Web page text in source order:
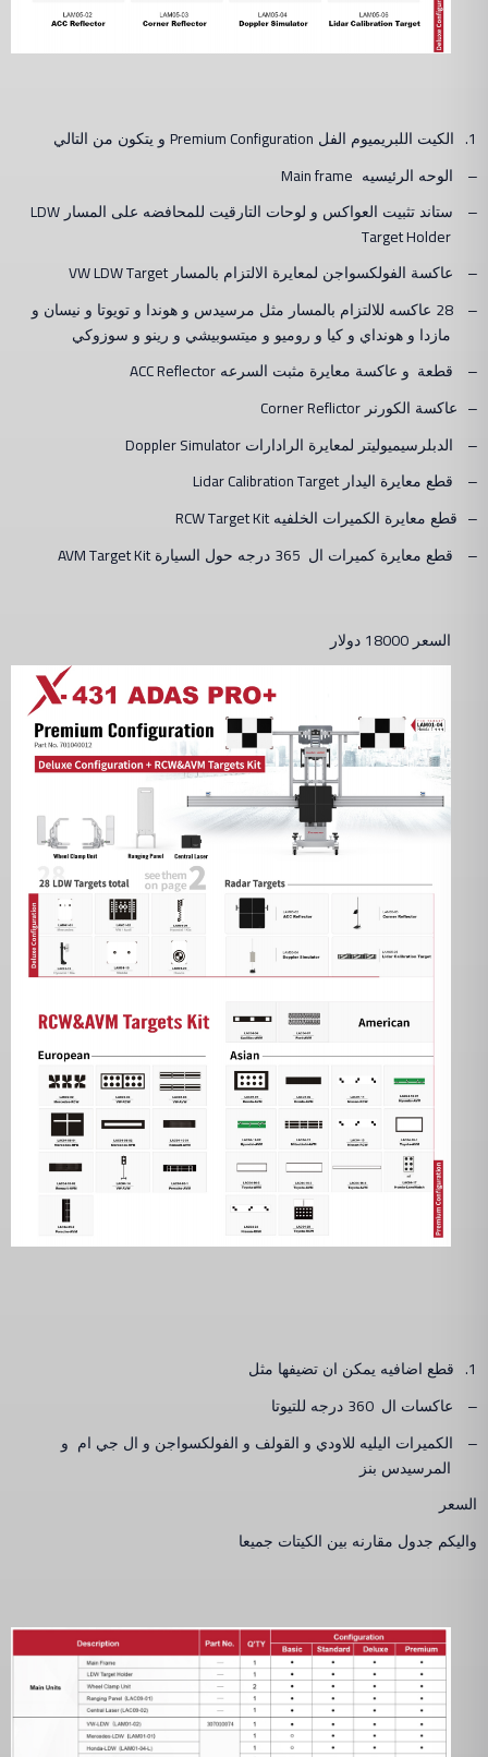
1. الكيت اللبريميوم الفل Premium Configuration و يتكون من التالي
– الوحه الرئيسيه Main frame
– ستاند تثبيت العواكس و لوحات التارقيت للمحافضه على المسار LDW
Target Holder
– عاكسة الفولكسواجن لمعايرة الالتزام بالمسارVW LDW Target
–
28 عاكسه للالتزام بالمسار مثل مرسيدس و هوندا و تويوتا و نيسان و
مازدا و هونداي و كيا و روميو و ميتسوبيشي و رينو و سوزوكي
– قطعة و عاكسة معايرة مثبت السرعه ACC Reflector
– عاكسة الكورنر Corner Reflictor
– الدبلرسيميوليتر لمعايرة الرادارات Doppler Simulator
– قطع معايرة اليدارLidar Calibration Target
– قطع معايرة الكميرات الخلفيهRCW Target Kit
– قطع معايرة كميرات ال 365 درجه حول السيارة AVM Target Kit
السعر 18000 دولار
1. قطع اضافيه يمكن ان تضيفها مثل
– عاكسات ال 360 درجه للتيوتا
–
الكميرات اليليه للاودي و القولف و الفولكسواجن و ال جي ام و
المرسيدس بنز
السعر
واليكم جدول مقارنه بين الكيتات جميعا